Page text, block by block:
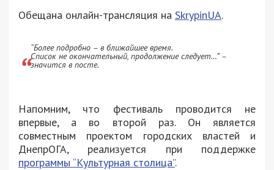
Обещана онлайн-трансляция на SkrypinUA.
“Более подробно – в ближайшее время.
Список не окончательный, продолжение следует…” –
значится в посте.
Напомним, что фестиваль проводится не
впервые, а во второй раз. Он является
совместным проектом городских властей и
ДнепрОГА, реализуется при поддержке
программы “Культурная столица”.